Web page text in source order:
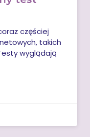
częściej
takich
wyglądają